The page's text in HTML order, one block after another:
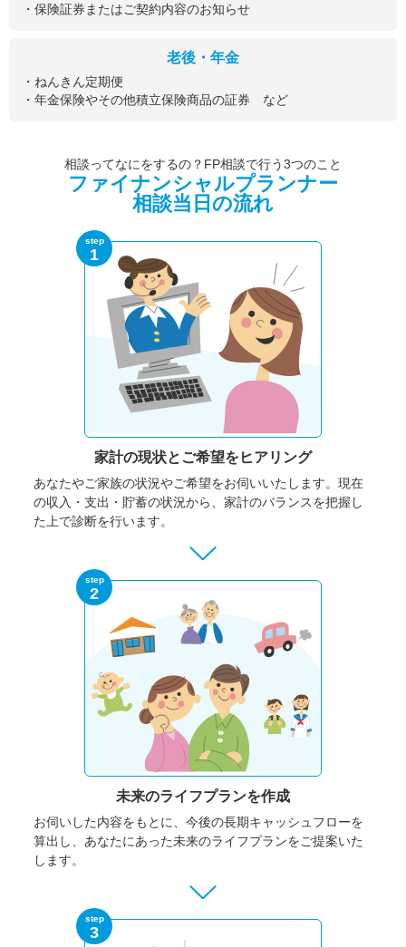
・保険証券またはご契約内容のお知らせ
老後・年金
・ねんきん定期便
・年金保険やその他積立保険商品の証券 など
相談ってなにをするの？FP相談で行う3つのこと
ファイナンシャルプランナー
相談当日の流れ
step
1
家計の現状と ご希望をヒアリング
あなたやご家族の状況やご希望をお伺いいたします。 現在
の収入・支出・貯蓄の状況から、家計のバランスを把握し
た上で診断を行います。
step
2
未来のライフプランを作成
お伺いした内容をもとに、今後の長期キャッシュフローを
算出し、あなたにあった未来のライフプランをご提案いた
します。
step
3